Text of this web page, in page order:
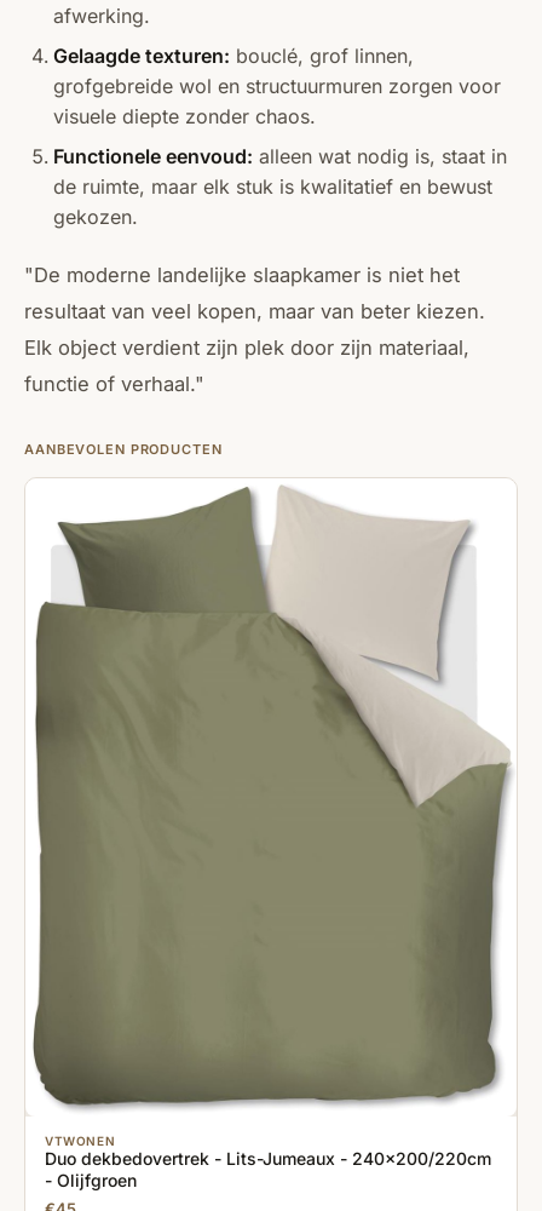
afwerking.
Gelaagde texturen: bouclé, grof linnen,
grofgebreide wol en structuurmuren zorgen voor
visuele diepte zonder chaos.
Functionele eenvoud: alleen wat nodig is, staat in
de ruimte, maar elk stuk is kwalitatief en bewust
gekozen.
"De moderne landelijke slaapkamer is niet het
resultaat van veel kopen, maar van beter kiezen.
Elk object verdient zijn plek door zijn materiaal,
functie of verhaal."
AANBEVOLEN PRODUCTEN
VTWONEN
Duo dekbedovertrek - Lits-Jumeaux - 240x200/220cm
- Olijfgroen